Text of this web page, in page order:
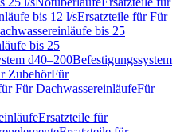
bis 12 l/sErsatzteile für Für
bis 25
bis 25
d40–200Befestigungssystem
ZubehörFür
Für DachwassereinläufeFür
Ersatzteile für